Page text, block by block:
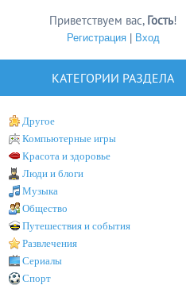
Приветствуем вас, Гость!
Регистрация| Вход
КАТЕГОРИИ РАЗДЕЛА
Другое
Компьютерные игры
Красота и здоровье
Люди и блоги
Музыка
Общество
Путешествия и события
Развлечения
Сериалы
Спорт